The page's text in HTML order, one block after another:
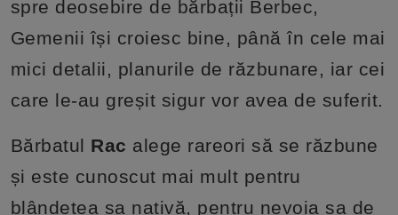
spre deosebire de bărbații Berbec,
Gemenii își croiesc bine, până în cele mai
mici detalii, planurile de răzbunare, iar cei
care le-au greșit sigur vor avea de suferit.
Bărbatul Rac alege rareori să se răzbune
și este cunoscut mai mult pentru
blândețea sa nativă, pentru nevoia sa de